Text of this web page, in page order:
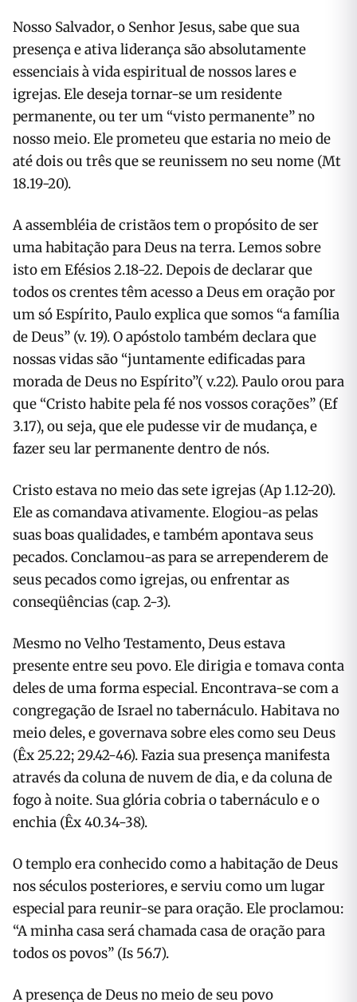
Nosso Salvador, o Senhor Jesus, sabe que sua
presença e ativa liderança são absolutamente
essenciais à vida espiritual de nossos lares e
igrejas. Ele deseja tornar-se um residente
permanente, ou ter um “visto permanente” no
nosso meio. Ele prometeu que estaria no meio de
até dois ou três que se reunissem no seu nome (Mt
18.19-20).
A assembléia de cristãos tem o propósito de ser
uma habitação para Deus na terra. Lemos sobre
isto em Efésios 2.18-22. Depois de declarar que
todos os crentes têm acesso a Deus em oração por
um só Espírito, Paulo explica que somos “a família
de Deus” (v. 19). O apóstolo também declara que
nossas vidas são “juntamente edificadas para
morada de Deus no Espírito”( v.22). Paulo orou para
que “Cristo habite pela fé nos vossos corações” (Ef
3.17), ou seja, que ele pudesse vir de mudança, e
fazer seu lar permanente dentro de nós.
Cristo estava no meio das sete igrejas (Ap 1.12-20).
Ele as comandava ativamente. Elogiou-as pelas
suas boas qualidades, e também apontava seus
pecados. Conclamou-as para se arrependerem de
seus pecados como igrejas, ou enfrentar as
conseqüências (cap. 2-3).
Mesmo no Velho Testamento, Deus estava
presente entre seu povo. Ele dirigia e tomava conta
deles de uma forma especial. Encontrava-se com a
congregação de Israel no tabernáculo. Habitava no
meio deles, e governava sobre eles como seu Deus
(Êx 25.22; 29.42-46). Fazia sua presença manifesta
através da coluna de nuvem de dia, e da coluna de
fogo à noite. Sua glória cobria o tabernáculo e o
enchia (Êx 40.34-38).
O templo era conhecido como a habitação de Deus
nos séculos posteriores, e serviu como um lugar
especial para reunir-se para oração. Ele proclamou:
“A minha casa será chamada casa de oração para
todos os povos” (Is 56.7).
A presença de Deus no meio de seu povo